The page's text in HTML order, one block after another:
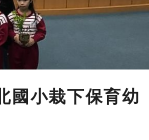
國小栽下保育幼